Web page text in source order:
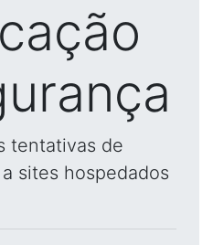
tentativas de
sites hospedados